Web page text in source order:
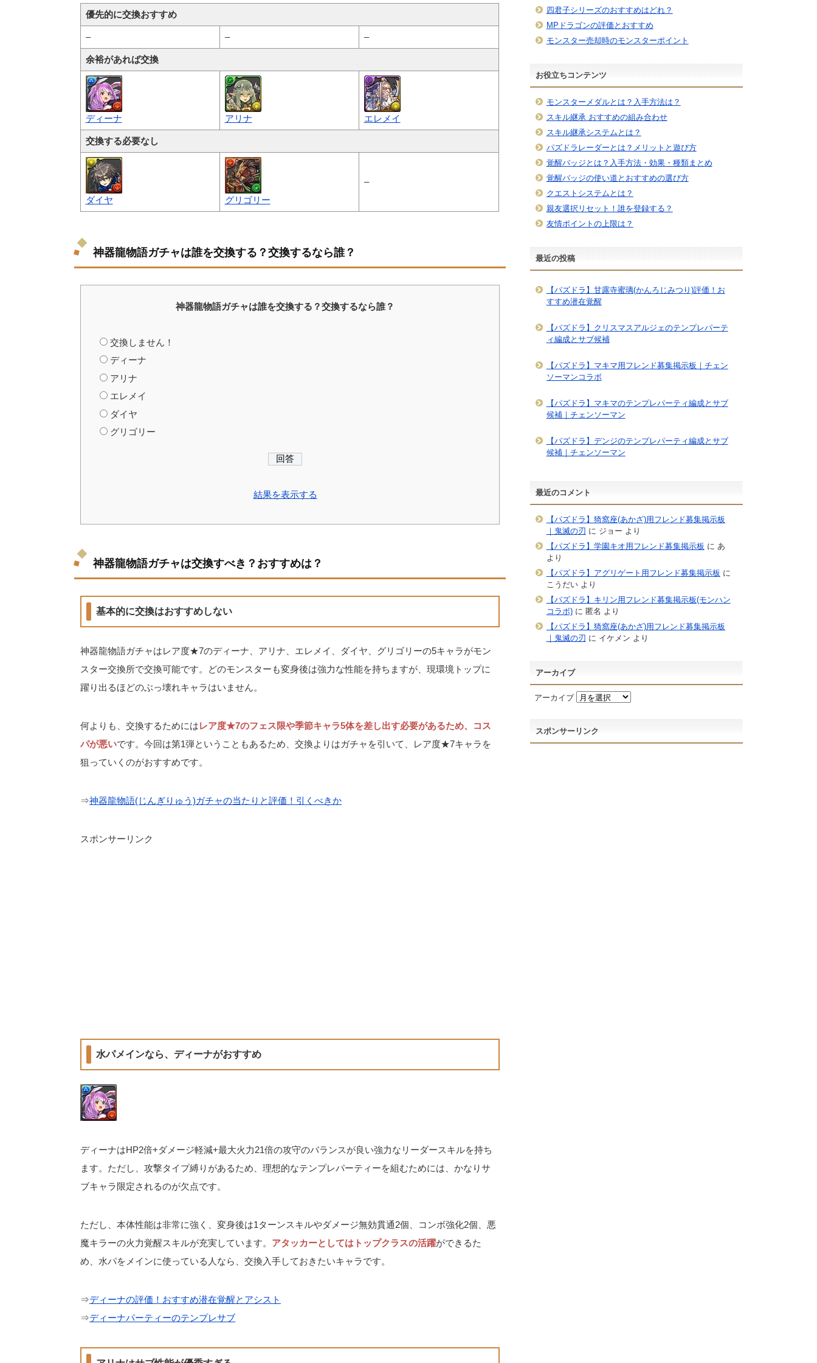
優先的に交換おすすめ
– – –
余裕があれば交換
ディーナ アリナ エレメイ
交換する必要なし
ダイヤ グリゴリー
–
神器龍物語ガチャは誰を交換する？交換するなら誰？
神器龍物語ガチャは誰を交換する？交換するなら誰？
交換しません！
ディーナ
アリナ
エレメイ
ダイヤ
グリゴリー
結果を表示する
神器龍物語ガチャは交換すべき？おすすめは？
基本的に交換はおすすめしない
神器龍物語ガチャはレア度★7のディーナ、アリナ、エレメイ、ダイヤ、グリゴリーの5キャラがモン
スター交換所で交換可能です。どのモンスターも変身後は強力な性能を持ちますが、現環境トップに
躍り出るほどのぶっ壊れキャラはいません。
何よりも、交換するためにはレア度★7のフェス限や季節キャラ5体を差し出す必要があるため、コス
パが悪いです。今回は第1弾ということもあるため、交換よりはガチャを引いて、レア度★7キャラを
狙っていくのがおすすめです。
⇒神器龍物語(じんぎりゅう)ガチャの当たりと評価！引くべきか
スポンサーリンク
水パメインなら、ディーナがおすすめ
ディーナはHP2倍+ダメージ軽減+最大火力21倍の攻守のバランスが良い強力なリーダースキルを持ち
ます。ただし、攻撃タイプ縛りがあるため、理想的なテンプレパーティーを組むためには、かなりサ
ブキャラ限定されるのが欠点です。
ただし、本体性能は非常に強く、変身後は1ターンスキルやダメージ無効貫通2個、コンボ強化2個、悪
魔キラーの火力覚醒スキルが充実しています。 アタッカーとしてはトップクラスの活躍ができるた
め、水パをメインに使っている人なら、交換入手しておきたいキャラです。
⇒ディーナの評価！おすすめ潜在覚醒とアシスト
⇒ディーナパーティーのテンプレサブ
四君子シリーズのおすすめはどれ？
MPドラゴンの評価とおすすめ
モンスター売却時のモンスターポイント
お役立ちコンテンツ
モンスターメダルとは？入手方法は？
スキル継承 おすすめの組み合わせ
スキル継承システムとは？
パズドラレーダーとは？メリットと遊び方
覚醒バッジとは？入手方法・効果・種類まとめ
覚醒バッジの使い道とおすすめの選び方
クエストシステムとは？
親友選択リセット！誰を登録する？
友情ポイントの上限は？
最近の投稿
【パズドラ】甘露寺蜜璃(かんろじみつり)評価！お
すすめ潜在覚醒
【パズドラ】クリスマスアルジェのテンプレパーテ
ィ編成とサブ候補
【パズドラ】マキマ用フレンド募集掲示板｜チェン
ソーマンコラボ
【パズドラ】マキマのテンプレパーティ編成とサブ
候補｜チェンソーマン
【パズドラ】デンジのテンプレパーティ編成とサブ
候補｜チェンソーマン
最近のコメント
【パズドラ】猗窩座(あかざ)用フレンド募集掲示板
｜鬼滅の刃 に ジョー より
【パズドラ】学園キオ用フレンド募集掲示板 に あ
より
【パズドラ】アグリゲート用フレンド募集掲示板 に
こうだいより
【パズドラ】キリン用フレンド募集掲示板(モンハン
コラボ)に 匿名 より
【パズドラ】猗窩座(あかざ)用フレンド募集掲示板
｜鬼滅の刃 に イケメン より
アーカイブ
アーカイブ
スポンサーリンク